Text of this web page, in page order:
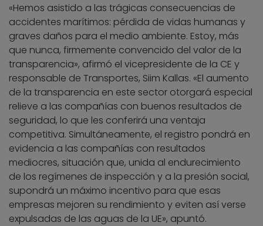
«Hemos asistido a las trágicas consecuencias de
accidentes marítimos: pérdida de vidas humanas y
graves daños para el medio ambiente. Estoy, más
que nunca, firmemente convencido del valor de la
transparencia», afirmó el vicepresidente de la CE y
responsable de Transportes, Siim Kallas. «El aumento
de la transparencia en este sector otorgará especial
relieve a las compañías con buenos resultados de
seguridad, lo que les conferirá una ventaja
competitiva. Simultáneamente, el registro pondrá en
evidencia a las compañías con resultados
mediocres, situación que, unida al endurecimiento
de los regímenes de inspección y a la presión social,
supondrá un máximo incentivo para que esas
empresas mejoren su rendimiento y eviten así verse
expulsadas de las aguas de la UE», apuntó.